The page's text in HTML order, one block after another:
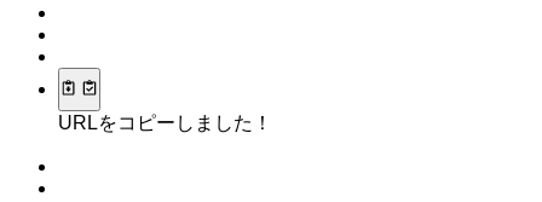
URLをコピーしました！